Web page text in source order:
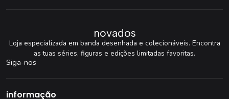
novados
Loja especializada em banda desenhada e colecionáveis. Encontra
as tuas séries, figuras e edições limitadas favoritas.
Siga-nos
informação